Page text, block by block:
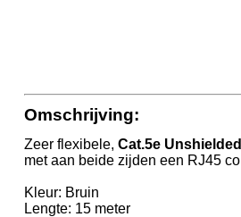
Omschrijving:
Zeer flexibele, Cat.5e Unshielded
met aan beide zijden een RJ45
Kleur: Bruin
Lengte: 15 meter